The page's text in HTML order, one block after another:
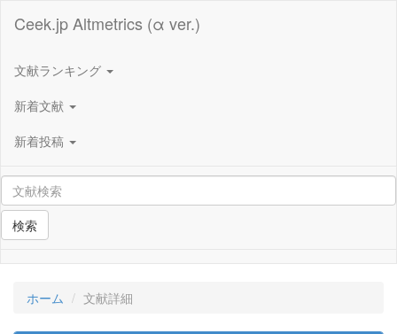
Ceek.jp Altmetrics (α ver.)
文献ランキング
新着文献
新着投稿
検索
ホーム 文献詳細